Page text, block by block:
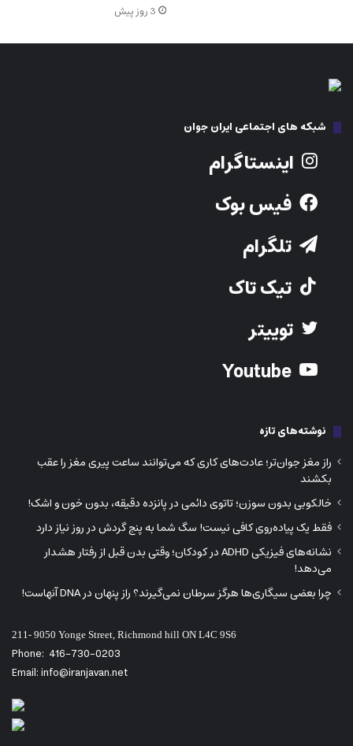
3 روز پیش
شبکه های اجتماعی ایران جوان
اینستاگرام
فیس بوک
تلگرام
تیک تاک
توییتر
نوشته‌های تازه
راز مغز جوان‌تر؛ عادت‌های کاری که می‌توانند ساعت پیری مغز را عقب
بکشند
خالکوبی بدون سوزن؛ تاتوی دائمی در پانزده دقیقه، بدون خون و اشک!
فقط یک پیاده‌روی کافی نیست! سگ شما به پنج گردش در روز نیاز دارد
نشانه‌های فیزیکی ADHD در کودکان؛ وقتی بدن قبل از رفتار هشدار
می‌دهد!
چرا بعضی سیگاری‌ها هرگز سرطان نمی‌گیرند؟ راز پنهان در DNA آنهاست!
211- 9050 Yonge Street, Richmond hill ON L4C 9S6
Phone: 416-730-0203
Email: info@iranjavan.net